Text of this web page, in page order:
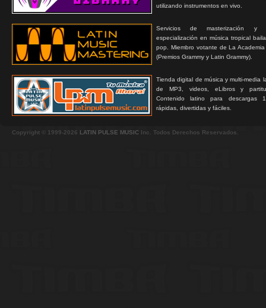
utilizando instrumentos en vivo.
Servicios de masterización y
especialización en música tropical
pop. Miembro votante de La
(Premios Grammy y Latin Grammy).
Tienda digital de música y multi-media
de MP3, videos, eLibros y
Contenido latino para descargas
rápidas, divertidas y fáciles.
Copyright © 1999-2026 LATIN PULSE MUSIC Inc. Todos Derechos Reservados.